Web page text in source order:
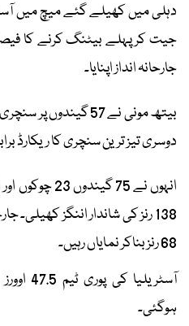
دہلی میں کھیلے گئے میچ میں
جیت کر پہلے بیٹنگ کرنے کا
جارحانہ انداز اپنایا۔
بیتھ مونی نے 57
دوسری تیز ترین سنچری کا ریکارڈ
انہوں نے 75
68 رنز بناکر نمایاں رہیں۔
ہوگئی۔